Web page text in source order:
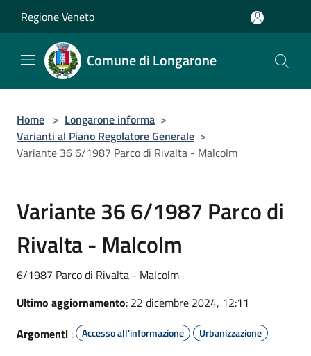
Regione Veneto
Comune di Longarone
Home > Longarone informa >
Varianti al Piano Regolatore Generale >
Variante 36 6/1987 Parco di Rivalta - Malcolm
Variante 36 6/1987 Parco di
Rivalta - Malcolm
6/1987 Parco di Rivalta - Malcolm
Ultimo aggiornamento: 22 dicembre 2024, 12:11
Argomenti : Accesso all'informazione Urbanizzazione